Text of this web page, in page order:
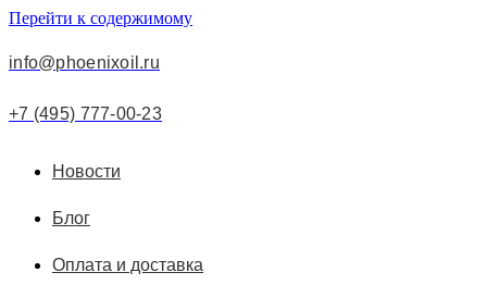
Перейти к содержимому
info@phoenixoil.ru
+7 (495) 777-00-23
Новости
Блог
Оплата и доставка